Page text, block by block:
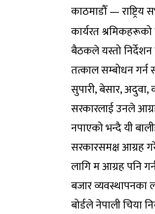
काठमाडौँ —
कार्यरत
बैठकले यस्तो निर्देशन
तत्काल सम्बोधन गर्न
सुपारी, बेसार,
सरकारलाई उनले
नपाएको भन्दै यी
सरकारसमक्ष आग्रह
लागि म आग्रह पनि
बजार व्यवस्थापनका
बोर्डले नेपाली चिया